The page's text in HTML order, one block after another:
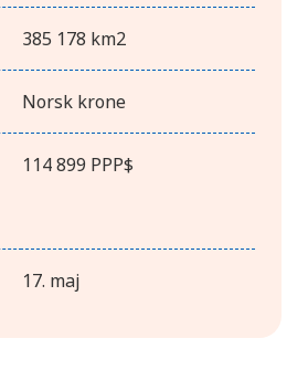
385 178 km2
Norsk krone
114 899 PPP$
17. maj